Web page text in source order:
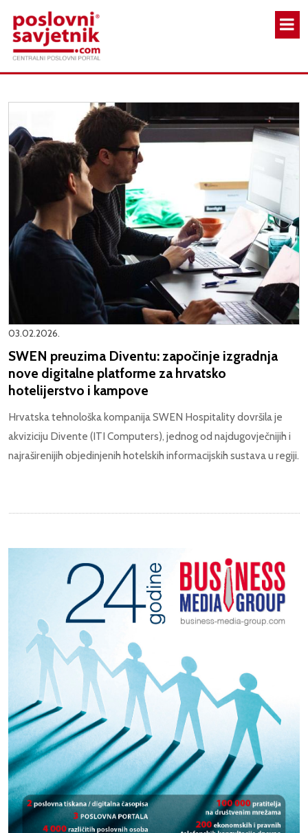
03.02.2026.
SWEN preuzima Diventu: započinje izgradnja
nove digitalne platforme za hrvatsko
hotelijerstvo i kampove
Hrvatska tehnološka kompanija SWEN Hospitality dovršila je
akviziciju Divente (ITI Computers), jednog od najdugovječnijih i
najraširenijih objedinjenih hotelskih informacijskih sustava u regiji.